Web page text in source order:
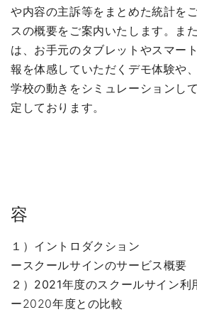
や内容の主訴等をまとめた統計を
スの概要をご案内いたします。ま
は、お手元のタブレットやスマー
報を体感していただくデモ体験や
学校の動きをシミュレーションし
定しております。
容
１）イントロダクション
ースクールサインのサービス概要
２）2021年度のスクールサイン利
ー2020年度との比較